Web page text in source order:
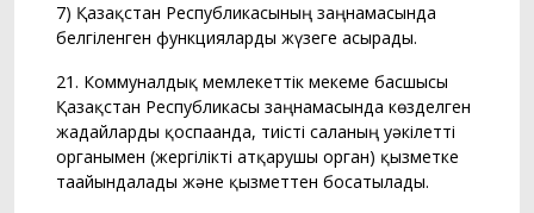
7) Қазақстан Республикасының заңнамасында
белгіленген функцияларды жүзеге асырады.
21. Коммуналдық мемлекеттік мекеме басшысы
Қазақстан Республикасы заңнамасында көзделген
жағдайларды қоспағанда, тиісті саланың уәкілетті
органымен (жергілікті атқарушы орган) қызметке
тағайындалады және қызметтен босатылады.